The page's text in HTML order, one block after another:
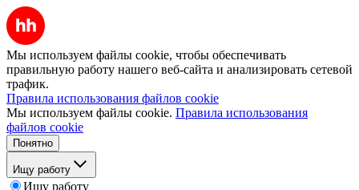
Мы используем файлы cookie, чтобы обеспечивать
правильную работу нашего веб-сайта и анализировать сетевой
трафик.
Правила использования файлов cookie
Мы используем файлы cookie. Правила использования
файлов cookie
Понятно
Ищу работу
Ищу работу